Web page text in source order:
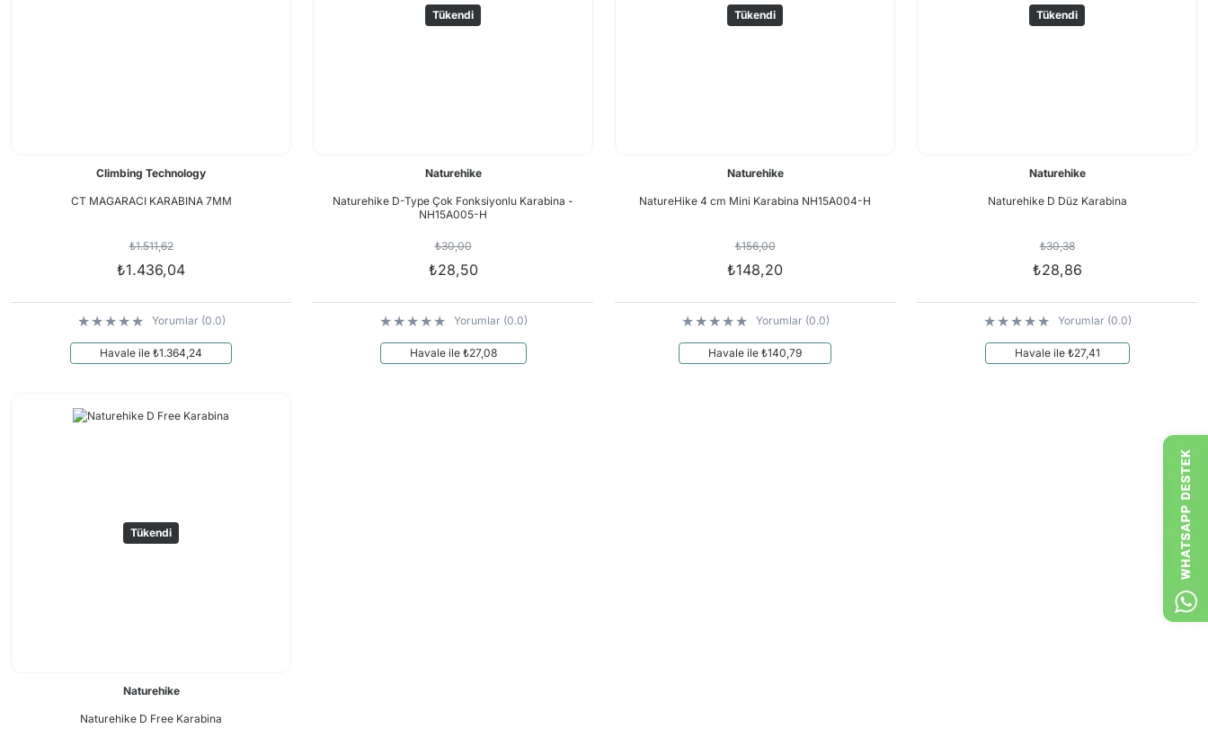
Climbing Technology
CT MAGARACI KARABINA 7MM
₺1.511,62
₺1.436,04
Yorumlar (0.0)
Havale ile ₺1.364,24
Tükendi
Naturehike
Naturehike D-Type Çok Fonksiyonlu Karabina -
NH15A005-H
₺30,00
₺28,50
Yorumlar (0.0)
Havale ile ₺27,08
Tükendi
Naturehike
NatureHike 4 cm Mini Karabina NH15A004-H
₺156,00
₺148,20
Yorumlar (0.0)
Havale ile ₺140,79
Tükendi
Naturehike
Naturehike D Düz Karabina
₺30,38
₺28,86
Yorumlar (0.0)
Havale ile ₺27,41
Tükendi
Naturehike
Naturehike D Free Karabina